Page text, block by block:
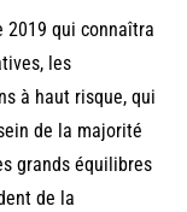
2019 qui connaîtra
les
à haut risque, qui
de la majorité
grands équilibres
de la